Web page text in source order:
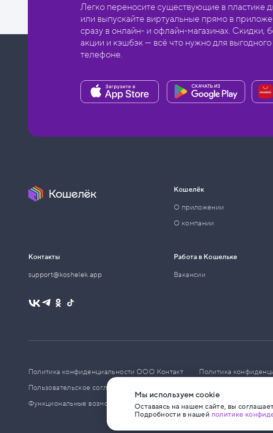
Легко переносите существующие в пластике
или выпускайте виртуальные прямо в
сразу в онлайн- и офлайн-магазинах. Скидки,
акции и кэшбэк — всё что нужно для
телефоне.
Контакты
support@koshelek.app
Кошелёк
О приложении
О компании
Работа в Кошельке
Вакансии
Политика конфиденциальности ООО Контакт
Политика
Пользовательское соглашение
Функциональные возможности ПО
Мы используем cookie
Оставаясь на нашем сайте, вы
Подробности в нашей политике